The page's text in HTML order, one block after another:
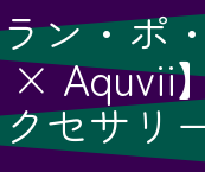
ン・ポ
× Aquvii
セサリ